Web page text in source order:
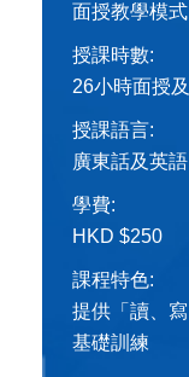
面授教學模
授課時數:
26小時面授
授課語言:
廣東話及英語
學費:
HKD $250
課程特色:
提供「讀、
基礎訓練